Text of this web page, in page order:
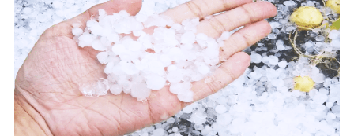
連する当社および提携会社のサービスを案内、提供するため
（なお、当社は複数の保険会社と取引があり、取得した個人
情報を取引のある他の保険会社の商品・サービスをご提案す
るために利用させていただくことがあります。）
上記に係る連絡・手続き・管理等付帯業務を行うため
3.セミナー募集サイトから取得した個人情報
各種セミナーの案内、開催のため